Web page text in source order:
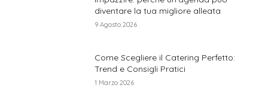
diventare la tua migliore alleata
9 Agosto 2026
Come Scegliere il Catering Perfetto:
Trend e Consigli Pratici
1 Marzo 2026